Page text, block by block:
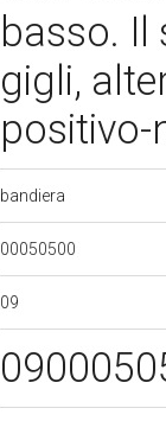
basso.
gigli,
bandiera
00050500
09